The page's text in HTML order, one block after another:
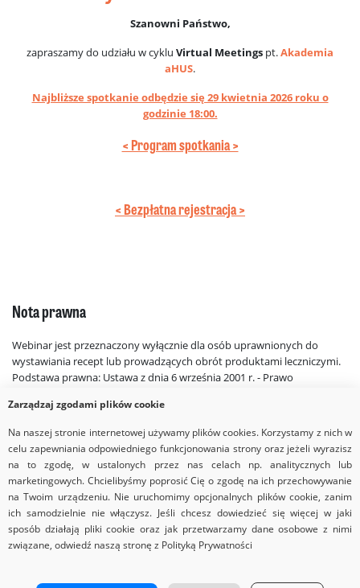
Szanowni Państwo,
zapraszamy do udziału w cyklu Virtual Meetings pt.Akademia
aHUS.
Najbliższe spotkanie odbędzie się 29 kwietnia 2026 roku o
godzinie 18:00.
< Program spotkania >
< Bezpłatna rejestracja >
Nota prawna
Webinar jest przeznaczony wyłącznie dla osób uprawnionych do
wystawiania recept lub prowadzących obrót produktami leczniczymi.
Podstawa prawna: Ustawa z dnia 6 września 2001 r. - Prawo
Kodeksem Dobrych Praktyk INFARMA.
Strona główna
Nota prawna
Zarządzaj zgodami plików cookie
Na naszej stronie internetowej używamy plików cookies. Korzystamy z nich w
celu zapewniania odpowiedniego funkcjonowania strony oraz jeżeli wyrazisz
na to zgodę, w ustalonych przez nas celach np. analitycznych lub
marketingowych. Chcielibyśmy poprosić Cię o zgodę na ich przechowywanie
na Twoim urządzeniu. Nie uruchomimy opcjonalnych plików cookie, zanim
ich samodzielnie nie włączysz. Jeśli chcesz dowiedzieć się więcej w jaki
sposób działają pliki cookie oraz jak przetwarzamy dane osobowe z nimi
związane, odwiedź naszą stronę z Polityką Prywatności